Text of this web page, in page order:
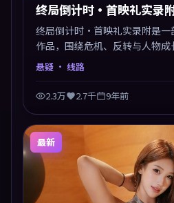
终局倒计时·首映礼实录
终局倒计时·首映礼实录附是一
作品，围绕危机、反转与人物
凑，值得推荐观看。
悬疑 · 线路
2.3万 2.7千 9年前
最新